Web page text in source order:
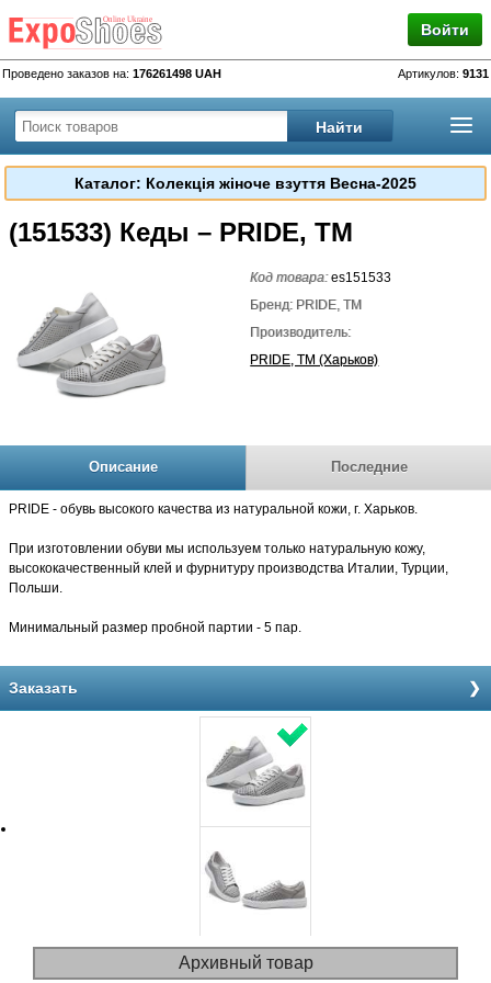
Войти
Проведено заказов на: 176261498 UAH Артикулов: 9131
Каталог: Колекція жіноче взуття Весна-2025
(151533) Кеды – PRIDE, TM
Код товара:es151533
Бренд: PRIDE, TM
Производитель:
PRIDE, TM (Харьков)
Описание Последние
PRIDE - обувь высокого качества из натуральной кожи, г. Харьков.
При изготовлении обуви мы используем только натуральную кожу,
высококачественный клей и фурнитуру производства Италии, Турции,
Польши.
Минимальный размер пробной партии - 5 пар.
Заказать
Архивный товар